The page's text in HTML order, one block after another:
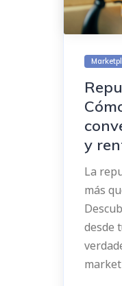
y
La
más
desde